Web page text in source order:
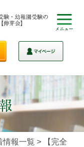
情報一覧 >
【完全